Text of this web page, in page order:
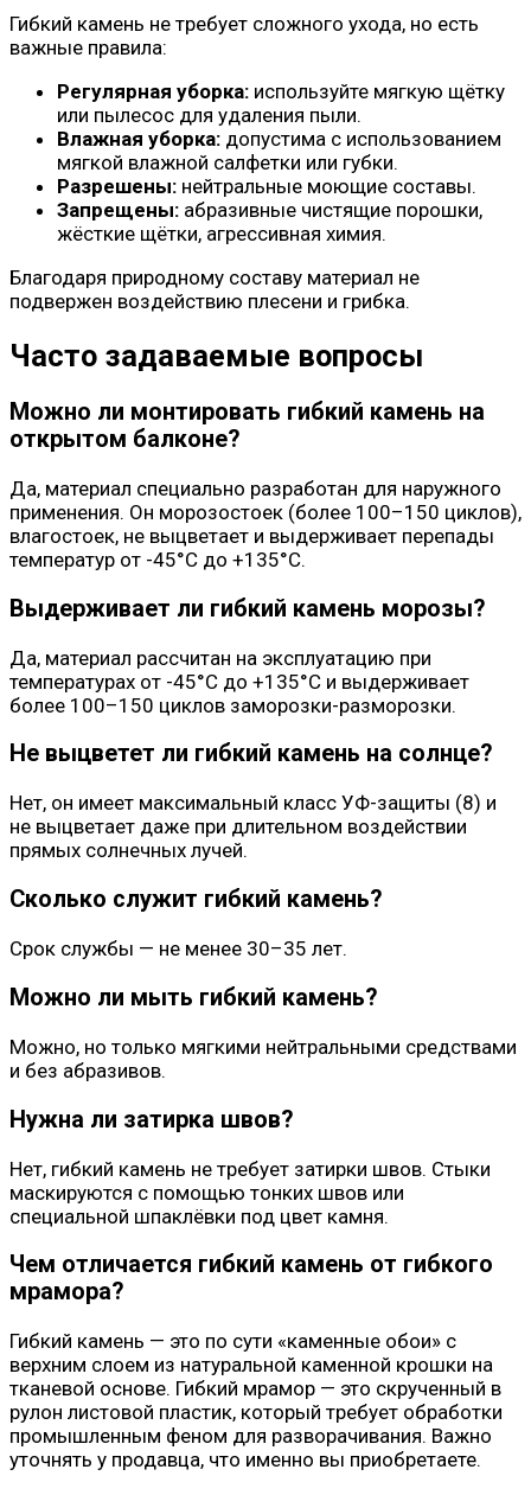
Гибкий камень не требует сложного ухода, но есть
важные правила:
Регулярная уборка: используйте мягкую щётку
или пылесос для удаления пыли.
Влажная уборка: допустима с использованием
мягкой влажной салфетки или губки.
Разрешены: нейтральные моющие составы.
Запрещены: абразивные чистящие порошки,
жёсткие щётки, агрессивная химия.
Благодаря природному составу материал не
подвержен воздействию плесени и грибка.
Часто задаваемые вопросы
Можно ли монтировать гибкий камень на
открытом балконе?
Да, материал специально разработан для наружного
применения. Он морозостоек (более 100–150 циклов),
влагостоек, не выцветает и выдерживает перепады
температур от -45°С до +135°С.
Выдерживает ли гибкий камень морозы?
Да, материал рассчитан на эксплуатацию при
температурах от -45°С до +135°С и выдерживает
более 100–150 циклов заморозки-разморозки.
Не выцветет ли гибкий камень на солнце?
Нет, он имеет максимальный класс УФ-защиты (8) и
не выцветает даже при длительном воздействии
прямых солнечных лучей.
Сколько служит гибкий камень?
Срок службы — не менее 30–35 лет.
Можно ли мыть гибкий камень?
Можно, но только мягкими нейтральными средствами
и без абразивов.
Нужна ли затирка швов?
Нет, гибкий камень не требует затирки швов. Стыки
маскируются с помощью тонких швов или
специальной шпаклёвки под цвет камня.
Чем отличается гибкий камень от гибкого
мрамора?
Гибкий камень — это по сути «каменные обои» с
верхним слоем из натуральной каменной крошки на
тканевой основе. Гибкий мрамор — это скрученный в
рулон листовой пластик, который требует обработки
промышленным феном для разворачивания. Важно
уточнять у продавца, что именно вы приобретаете.